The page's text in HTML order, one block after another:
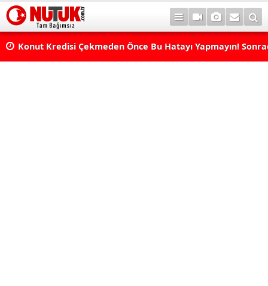
Konut Kredisi Çekmeden Önce Bu Hatayı Yapmayın!